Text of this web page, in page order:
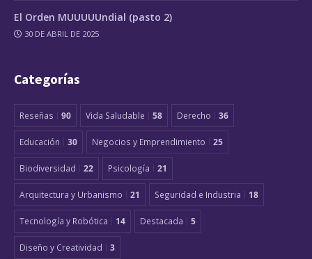
El Orden MUUUUUndial (pasto 2)
30 DE ABRIL DE 2025
Categorías
Reseñas 90 Vida Saludable 58 Derecho 36
Educación 30 Negocios y Emprendimiento 25
Biodiversidad 22 Psicología 21
Arquitectura y Urbanismo 21 Seguridad e Industria 18
Tecnología y Robótica 14 Destacada 5
Diseño y Creatividad 3